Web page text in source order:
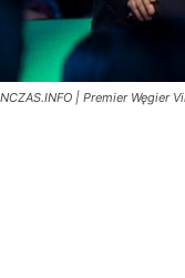
NCZAS.INFO | Premier Węgier